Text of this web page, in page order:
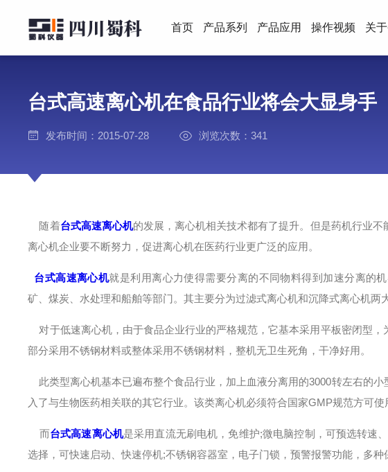
首页 产品系列 产品应用 操作视频 关
台式高速离心机在食品行业将会大显身手
发布时间：2015-07-28 浏览次数：341
随着台式高速离心机的发展，离心机相关技术都有了提升。但是药机行业
离心机企业要不断努力，促进离心机在医药行业更广泛的应用。
台式高速离心机就是利用离心力使得需要分离的不同物料得到加速分离的
矿、煤炭、水处理和船舶等部门。其主要分为过滤式离心机和沉降式离心机两
对于低速离心机，由于食品企业行业的严格规范，它基本采用平板密闭型
部分采用不锈钢材料或整体采用不锈钢材料，整机无卫生死角，干净好用。
此类型离心机基本已遍布整个食品行业，加上血液分离用的3000转左右的
入了与生物医药相关联的其它行业。该类离心机必须符合国家GMP规范方可使
而台式高速离心机是采用直流无刷电机，免维护;微电脑控制，可预选转速
选择，可快速启动、快速停机;不锈钢容器室，电子门锁，预警报警功能，多种